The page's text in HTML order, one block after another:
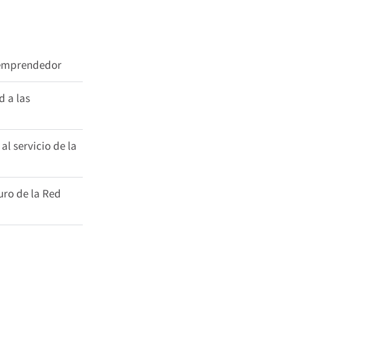
a las
servicio de la
de la Red